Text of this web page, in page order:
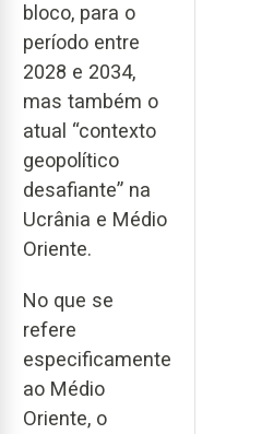
bloco, para o
período entre
2028 e 2034,
mas também o
atual “contexto
geopolítico
desafiante” na
Ucrânia e Médio
Oriente.
No que se
refere
especificamente
ao Médio
Oriente, o